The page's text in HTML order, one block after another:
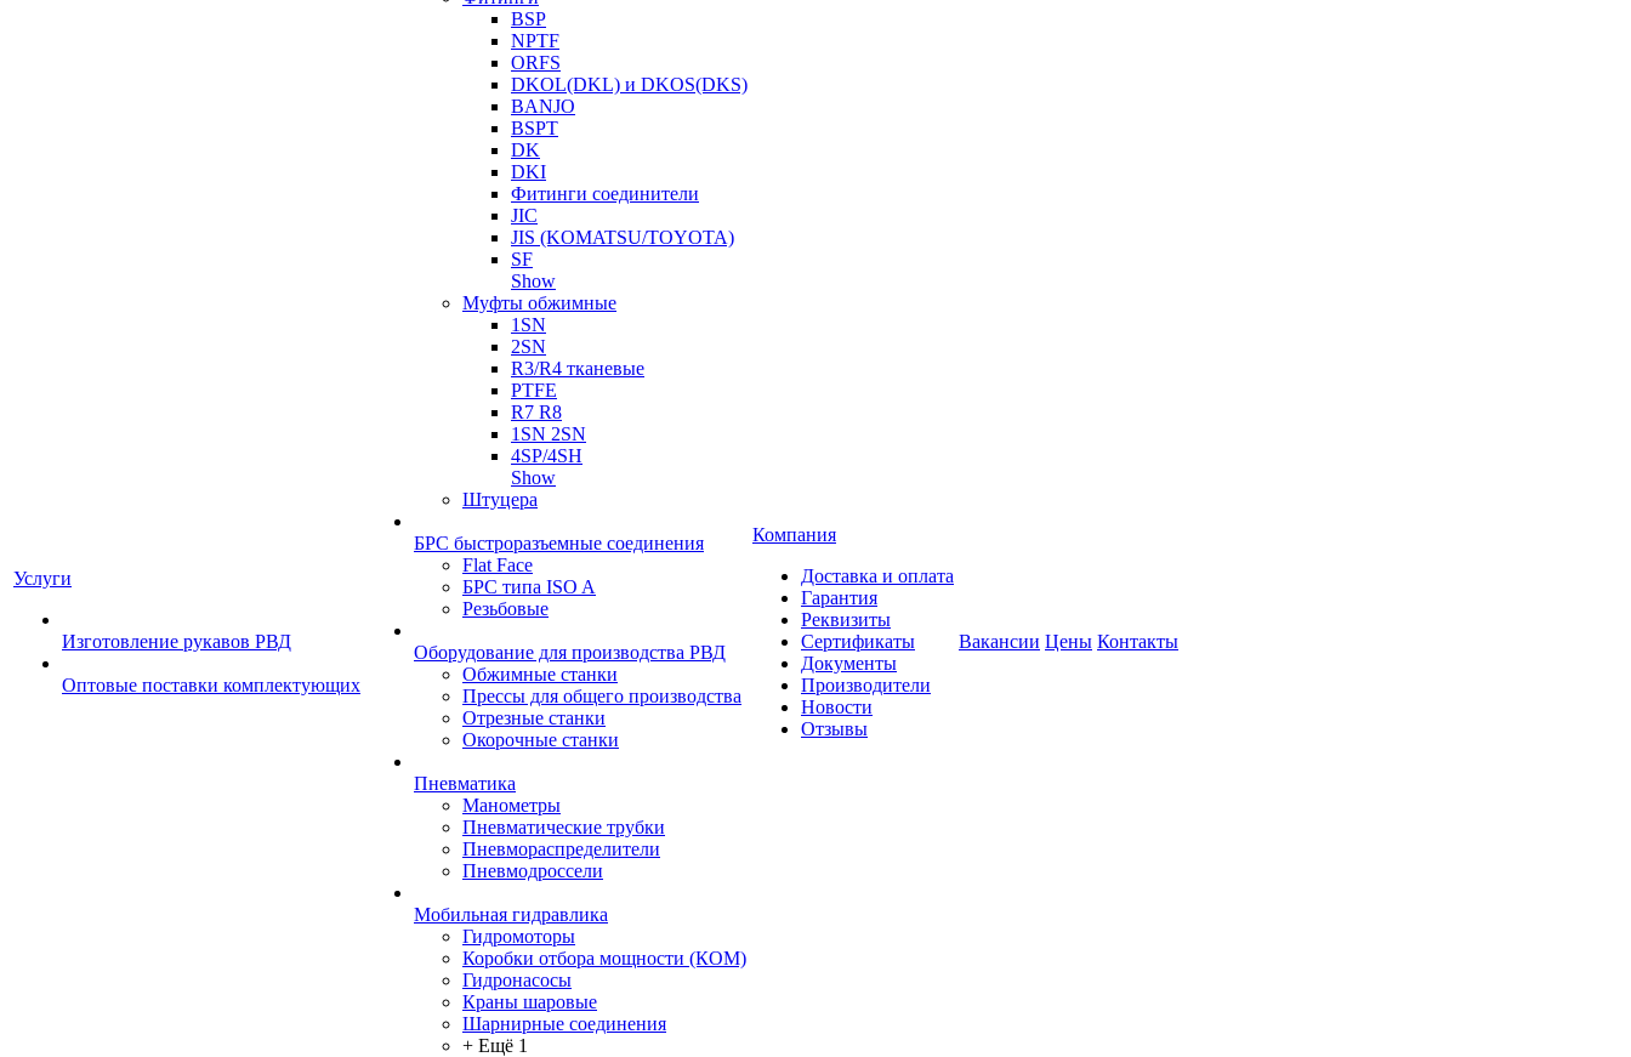
Услуги
Изготовление рукавов РВД
Оптовые поставки комплектующих
BSP
NPTF
ORFS
DKOL(DKL) и DKOS(DKS)
BANJO
BSPT
DK
DKI
Фитинги соединители
JIC
JIS (KOMATSU/TOYOTA)
SF
Show
Муфты обжимные
1SN
2SN
R3/R4 тканевые
PTFE
R7 R8
1SN 2SN
4SP/4SH
Show
Штуцера
БРС быстроразъемные соединения
Flat Face
БРС типа ISO A
Резьбовые
Оборудование для производства РВД
Обжимные станки
Прессы для общего производства
Отрезные станки
Окорочные станки
Пневматика
Манометры
Пневматические трубки
Пневмораспределители
Пневмодроссели
Мобильная гидравлика
Гидромоторы
Коробки отбора мощности (КОМ)
Гидронасосы
Краны шаровые
Шарнирные соединения
+ Ещё 1
Компания
Доставка и оплата
Гарантия
Реквизиты
Сертификаты
Документы
Производители
Новости
Отзывы
Вакансии Цены Контакты